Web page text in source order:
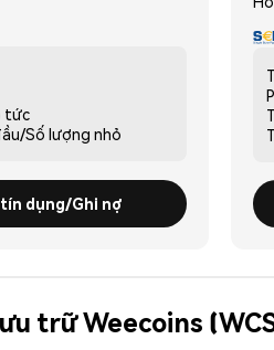
tức
Số lượng nhỏ
dụng/Ghi nợ
trữ Weecoins